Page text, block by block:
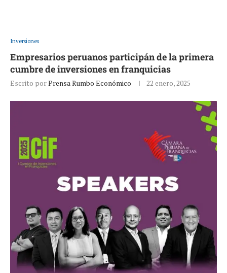
Inversiones
Empresarios peruanos participán de la primera
cumbre de inversiones en franquicias
Escrito porPrensa Rumbo Económico 22 enero, 2025